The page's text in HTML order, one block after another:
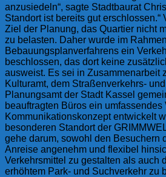
anzusiedeln“, sagte Stadtbaurat
Standort ist bereits gut erschlossen.“
Ziel der Planung, das Quartier nicht
zu belasten. Daher wurde im
Bebauungsplanverfahrens ein
beschlossen, das dort keine
ausweist. Es sei in Zusammenarbeit
Kulturamt, dem Straßenverkehrs-
Planungsamt der Stadt Kassel
beauftragten Büros ein umfassendes
Kommunikationskonzept entwickelt
besonderen Standort der
gehe darum, sowohl den Besuchern
Anreise angenehm und flexibel
Verkehrsmittel zu gestalten als auch
erhöhtem Park- und Suchverkehr zu